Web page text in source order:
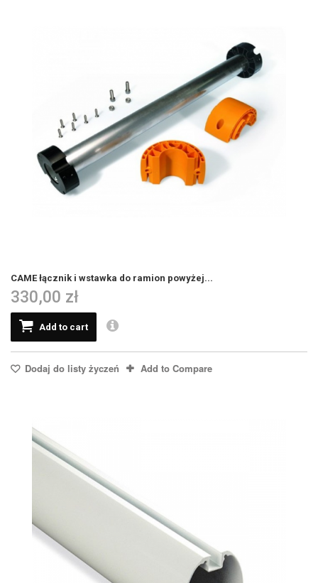
CAME łącznik i wstawka do ramion powyżej...
330,00 zł
Add to cart
Dodaj do listy życzeń Add to Compare